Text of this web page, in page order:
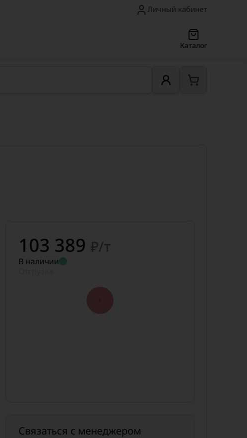
Личный кабинет
Каталог
103 389 ₽/т
В наличии
Связаться с менеджером